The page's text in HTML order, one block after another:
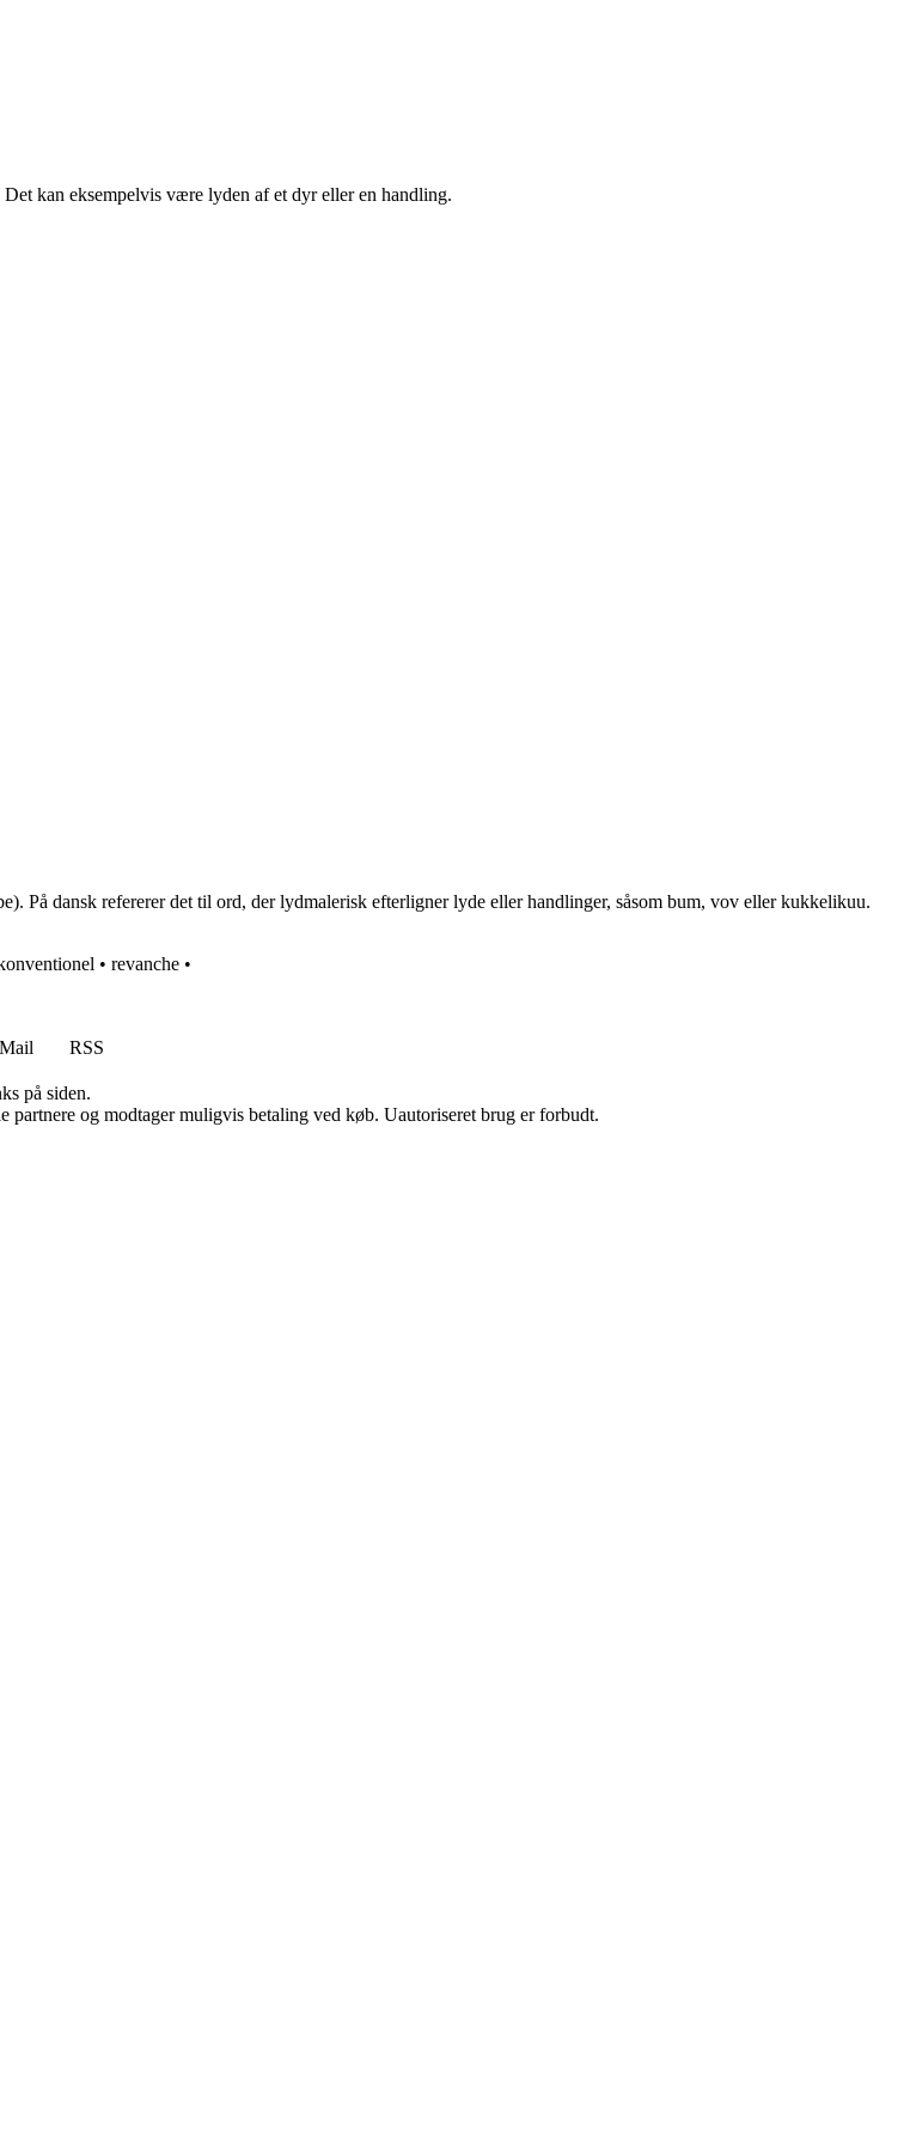
kan eksempelvis være lyden af et dyr eller en handling.
På dansk refererer det til ord, der lydmalerisk efterligner lyde eller handlinger, såsom bum, vov eller kukkelikuu.
• revanche •
Mail
RSS
på siden.
og modtager muligvis betaling ved køb. Uautoriseret brug er forbudt.